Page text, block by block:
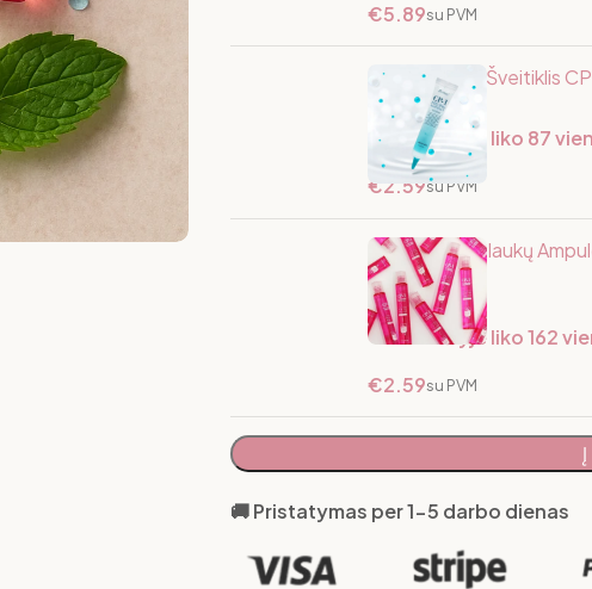
€5.89su PVM
Galvos Odos Šveitiklis
€2.59su PVM
Sandėlyje liko 87
Atstatomoji Plaukų
13 ml
€2.59su PVM
Sandėlyje liko 162
🚚 Pristatymas per 1-5 darbo dienas